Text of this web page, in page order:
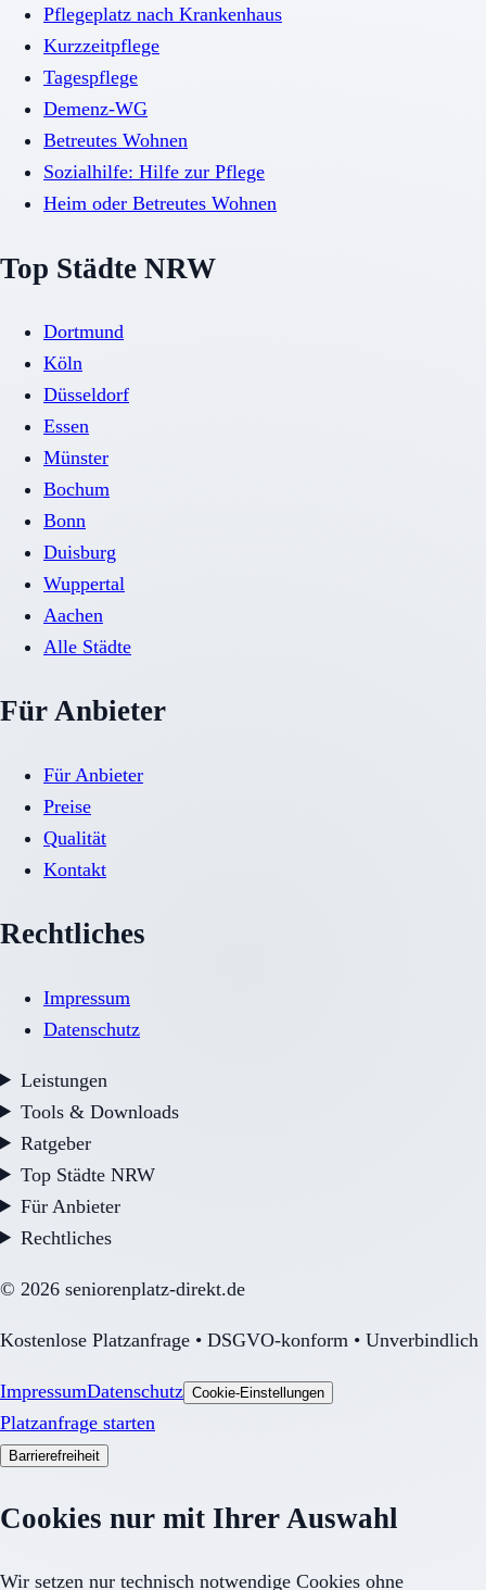
Pflegeplatz nach Krankenhaus
Kurzzeitpflege
Tagespflege
Demenz-WG
Betreutes Wohnen
Sozialhilfe: Hilfe zur Pflege
Heim oder Betreutes Wohnen
Top Städte NRW
Dortmund
Köln
Düsseldorf
Essen
Münster
Bochum
Bonn
Duisburg
Wuppertal
Aachen
Alle Städte
Für Anbieter
Für Anbieter
Preise
Qualität
Kontakt
Rechtliches
Impressum
Datenschutz
Leistungen
Tools & Downloads
Ratgeber
Top Städte NRW
Für Anbieter
Rechtliches
© 2026 seniorenplatz-direkt.de
Kostenlose Platzanfrage • DSGVO-konform • Unverbindlich
ImpressumDatenschutz Cookie-Einstellungen
Platzanfrage starten
Barrierefreiheit
Cookies nur mit Ihrer Auswahl
Wir setzen nur technisch notwendige Cookies ohne